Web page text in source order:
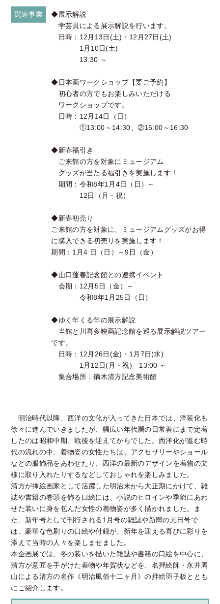
関連事業
◆展示解説
学芸員による展示解説を行います。
日時：12月13日(土)・12月27日(土)
1月10日(土)
13:30 ～
◆日本画ワークショップ【要ご予約】
初心者の方でもお楽しみいただける
ワークショップです。
日時：12月14日（日）
①13:00～14:30、②15:00～16:30
◆新春福引き
ご来館の方を対象にミュージアム
グッズが当たる福引きを実施します！
期間：令和8年1月4日（日）～
12日（月・祝）
◆新春初売り
ご来館の方を対象に、ミュージアムグッズがお得
に購入できる初売りを実施します！
期間：1月4 日（日）～9日（金）
◆山口蓬春記念館との連携イベント
会期：12月5日（金）～
令和8年1月25日（日）
◆ゆく年くる年の展示解説
当館と川喜多映画記念館を巡る展示解説ツアー
です。
日時：12月26日(金)・1月7日(水)
1月12日(月・祝) 13:00 ～
集合場所：鏑木清方記念美術館
明治時代以降、西洋の文化が入ってきた日本では、洋装化も
徐々に進んでいきましたが、幅広い年代層の日常着にまで定着
したのは昭和中期、戦後を迎えてからでした。西洋化が進む時
代の流れの中、着物姿の女性たちは、アクセサリーやショール
などの服飾品をあわせたり、西洋の最新のデザインを着物の文
様に取り入れたりするなどしておしゃれを楽しみました。
清方が挿絵画家として活躍した明治末から大正期にかけて、雑
誌や書籍の巻頭を飾る口絵には、小説のヒロインや季節にあわ
せた装いに身を包んだ女性の着物姿が多く描かれました。ま
た、新年号として刊行される1月号の雑誌や新聞の元日号で
は、豪華な色刷りの口絵や付録が、新年を迎える喜びに彩りを
添えて当時の人々を楽しませました。
本企画展では、冬の装いを描いた雑誌や書籍の口絵を中心に、
清方が意匠を手がけた着物や年賀状などを、名押絵師・永井周
山による清方の名作《明治風俗十二ヶ月》の押絵羽子板ととも
にご紹介します。